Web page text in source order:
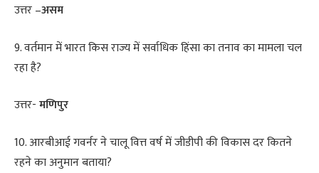
उत्तर –असम
9. वर्तमान में भारत किस राज्य में सर्वाधिक हिंसा का तनाव का मामला चल
रहा है?
उत्तर-मणिपुर
10. आरबीआई गवर्नर ने चालू वित्त वर्ष में जीडीपी की विकास दर कितने
रहने का अनुमान बताया?